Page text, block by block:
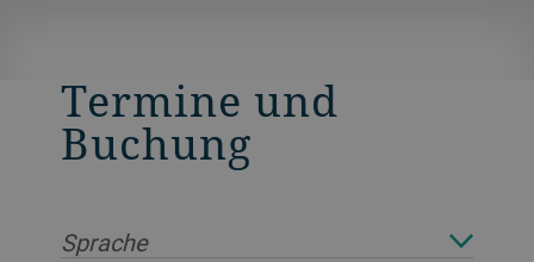
Termine und
Buchung
Sprache